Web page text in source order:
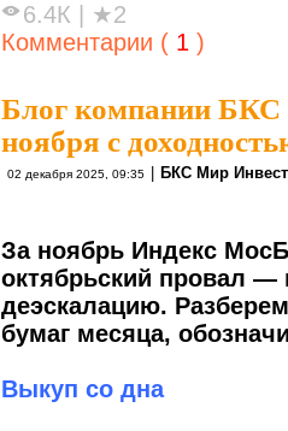
6.4К
★2
Комментарии ( 1 )
Блог компании БКС
ноября с
02 декабря 2025, 09:35 БКС Мир
За ноябрь Индекс
октябрьский провал
деэскалацию.
бумаг месяца,
Выкуп со дна